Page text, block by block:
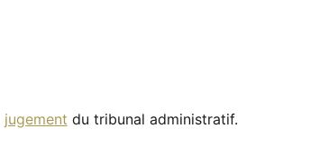
jugement du tribunal administratif.